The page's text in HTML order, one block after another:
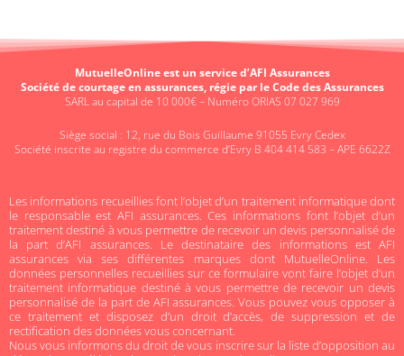
MutuelleOnline est un service d’AFI Assurances
Société de courtage en assurances, régie par le Code des Assurances
SARL au capital de 10 000€ – Numéro ORIAS 07 027 969
Siège social : 12, rue du Bois Guillaume 91055 Evry Cedex
Société inscrite au registre du commerce d’Evry B 404 414 583 – APE 6622Z
Les informations recueillies font l’objet d’un traitement informatique dont
le responsable est AFI assurances. Ces informations font l’objet d’un
traitement destiné à vous permettre de recevoir un devis personnalisé de
la part d’AFI assurances. Le destinataire des informations est AFI
assurances via ses différentes marques dont MutuelleOnline. Les
données personnelles recueillies sur ce formulaire vont faire l’objet d’un
traitement informatique destiné à vous permettre de recevoir un devis
personnalisé de la part de AFI assurances. Vous pouvez vous opposer à
ce traitement et disposez d’un droit d’accès, de suppression et de
rectification des données vous concernant.
Nous vous informons du droit de vous inscrire sur la liste d’opposition au